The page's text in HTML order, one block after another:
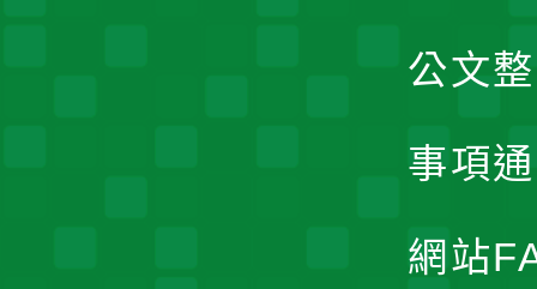
公文
事項
網站